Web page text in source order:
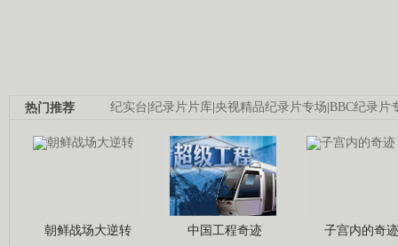
纪实台|纪录片片库|央视精品纪录片专场|BBC纪录片
热门推荐
朝鲜战场大逆转 中国工程奇迹 子宫内的奇迹